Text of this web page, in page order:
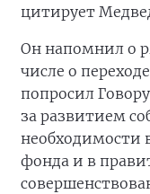
цитирует
Он напомнил о
числе о
попросил
за развитием
необходимости
фонда и в